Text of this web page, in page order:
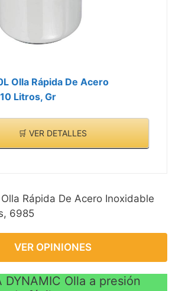
Olla Rápida De Acero
Litros, Gr
🛒 VER DETALLES
Rápida De Acero Inoxidable
6985
VER OPINIONES
DYNAMIC Olla a presión